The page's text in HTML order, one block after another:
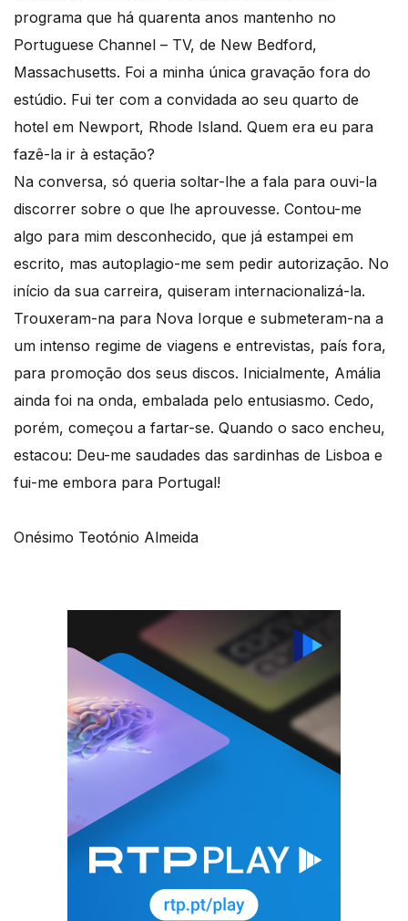
programa que há quarenta anos mantenho no
Portuguese Channel – TV, de New Bedford,
Massachusetts. Foi a minha única gravação fora do
estúdio. Fui ter com a convidada ao seu quarto de
hotel em Newport, Rhode Island. Quem era eu para
fazê-la ir à estação?
Na conversa, só queria soltar-lhe a fala para ouvi-la
discorrer sobre o que lhe aprouvesse. Contou-me
algo para mim desconhecido, que já estampei em
escrito, mas autoplagio-me sem pedir autorização. No
início da sua carreira, quiseram internacionalizá-la.
Trouxeram-na para Nova Iorque e submeteram-na a
um intenso regime de viagens e entrevistas, país fora,
para promoção dos seus discos. Inicialmente, Amália
ainda foi na onda, embalada pelo entusiasmo. Cedo,
porém, começou a fartar-se. Quando o saco encheu,
estacou: Deu-me saudades das sardinhas de Lisboa e
fui-me embora para Portugal!
Onésimo Teotónio Almeida